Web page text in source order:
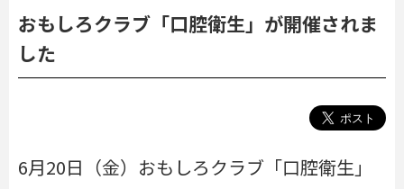
おもしろクラブ「口腔衛生」が開催されま
した
6月20日（金）おもしろクラブ「口腔衛生」